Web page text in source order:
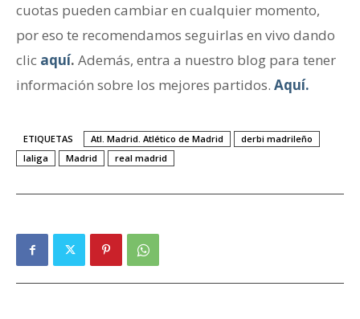
cuotas pueden cambiar en cualquier momento,
por eso te recomendamos seguirlas en vivo dando
clic aquí. Además, entra a nuestro blog para tener
información sobre los mejores partidos. Aquí.
ETIQUETAS Atl. Madrid. Atlético de Madrid
derbi madrileño
laliga
Madrid real madrid